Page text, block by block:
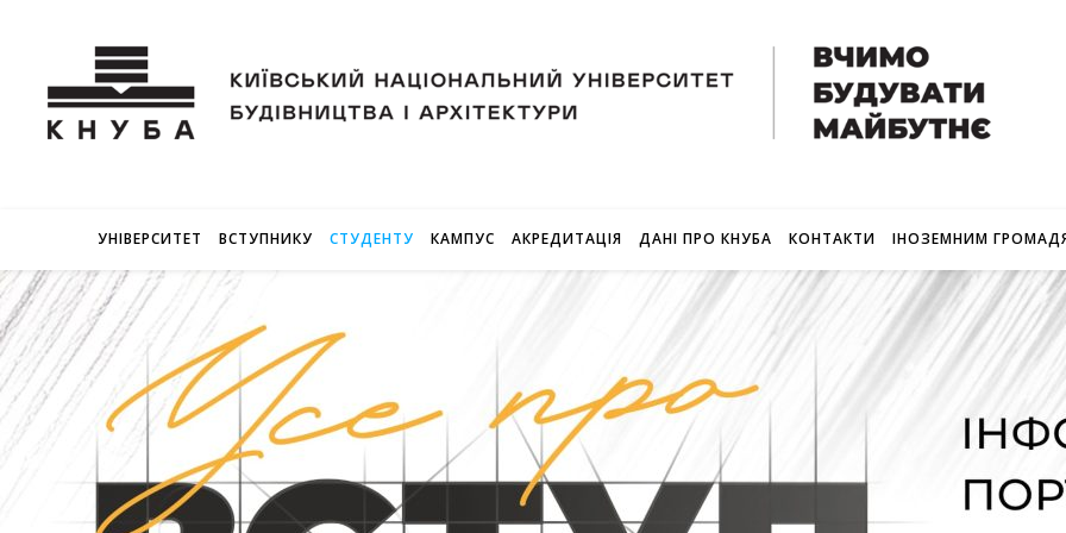
УНІВЕРСИТЕТ ВСТУПНИКУ СТУДЕНТУ КАМПУС АКРЕДИТАЦІЯ ДАНІ ПРО КНУБА КОНТАКТИ ІНОЗЕМНИМ